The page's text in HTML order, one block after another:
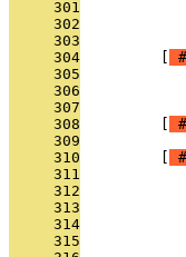
     301
     302
     303
     304
     305
     306
     307
     308
     309
     310
     311
     312
     313
     314
     315